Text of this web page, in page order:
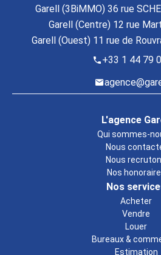
Garell (3BiMMO) 36 rue
Garell (Centre) 12 rue
Garell (Ouest) 11 rue de
+33 1 44 79
L'agence
Qui sommes-
Nous
Nous
Nos
Nos
Acheter
Vendre
Louer
Bureaux &
Estimation